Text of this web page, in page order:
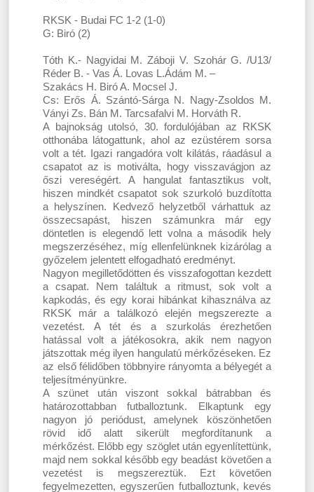
RKSK - Budai FC 1-2 (1-0)
G: Biró (2)
Tóth K.- Nagyidai M. Záboji V. Szohár G. /U13/
Réder B. - Vas Á. Lovas L.Ádám M. –
Szakács H. Biró A. Mocsel J.
Cs: Erős Á. Szántó-Sárga N. Nagy-Zsoldos M.
Ványi Zs. Bán M. Tarcsafalvi M. Horváth R.
A bajnokság utolsó, 30. fordulójában az RKSK
otthonába látogattunk, ahol az ezüstérem sorsa
volt a tét. Igazi rangadóra volt kilátás, ráadásul a
csapatot az is motiválta, hogy visszavágjon az
őszi vereségért. A hangulat fantasztikus volt,
hiszen mindkét csapatot sok szurkoló buzdította
a helyszínen. Kedvező helyzetből várhattuk az
összecsapást, hiszen számunkra már egy
döntetlen is elegendő lett volna a második hely
megszerzéséhez, míg ellenfelünknek kizárólag a
győzelem jelentett elfogadható eredményt.
Nagyon megilletődötten és visszafogottan kezdett
a csapat. Nem találtuk a ritmust, sok volt a
kapkodás, és egy korai hibánkat kihasználva az
RKSK már a találkozó elején megszerezte a
vezetést. A tét és a szurkolás érezhetően
hatással volt a játékosokra, akik nem nagyon
játszottak még ilyen hangulatú mérkőzéseken. Ez
az első félidőben többnyire rányomta a bélyegét a
teljesítményünkre.
A szünet után viszont sokkal bátrabban és
határozottabban futballoztunk. Elkaptunk egy
nagyon jó periódust, amelynek köszönhetően
rövid idő alatt sikerült megfordítanunk a
mérkőzést. Előbb egy szöglet után egyenlítettünk,
majd nem sokkal később egy beadást követően a
vezetést is megszereztük. Ezt követően
fegyelmezetten, egyszerűen futballoztunk, kevés